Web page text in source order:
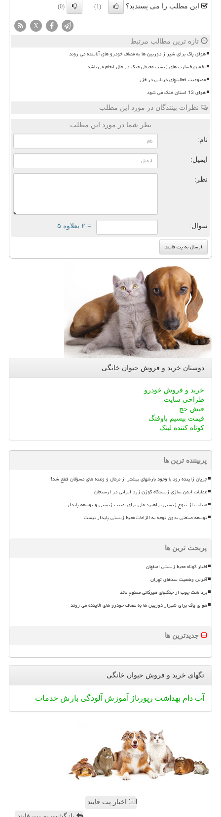
این مطلب را می پسندید؟ (1)
(0)
X
تازه ترین مطالب مرتبط
هوای پاک برای شیراز دوربین ها به مصاف خودرو های آلاینده می روند
تخمین خسارت های زیست محیطی جنگ در حال انجام می باشد
ممنوعیت فعالیتهای دریایی در خزر
هوای 13 استان خنک می شود
نظرات بینندگان در مورد این مطلب
نظر شما در مورد این مطلب
نام:
ایمیل:
نظر:
سوال: = ۲ بعلاوه ۵
دوستان خرید و فروش حیوان خانگی
خرید و فروش خودرو
طراحی سایت
فیش حج
قیمت بیسیم باوفنگ
کوتاه کننده لینک
پربیننده ترین ها
جریان زاینده رود با وجود بارشهای بیشتر از نرمال و وعده های مسؤلان قطع شد!!
عملیات ایمن سازی زیستگاه گوزن زرد ایرانی در ارسنجان
صیانت از تنوع زیستی، راهبرد ملی برای امنیت زیستی و توسعه پایدار
توسعه صنعتی بدون توجه به الزامات محیط زیستی پایدار نیست
پربحث ترین ها
اخبار کوتاه محیط زیستی اصفهان
آخرین وضعیت سدهای تهران
برداشت چوب از جنگلهای هیرکانی ممنوع ماند
هوای پاک برای شیراز دوربین ها به مصاف خودرو های آلاینده می روند
جدیدترین ها
تگهای خرید و فروش حیوان خانگی
آب دام بهداشت رپورتاژ آموزش آلودگی بارش خدمات
اخبار پت فایند